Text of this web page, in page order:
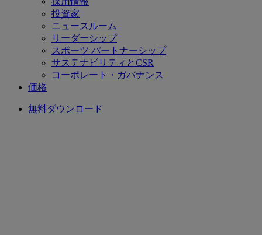
投資家
ニュースルーム
リーダーシップ
スポーツ パートナーシップ
サステナビリティとCSR
コーポレート・ガバナンス
価格
無料ダウンロード